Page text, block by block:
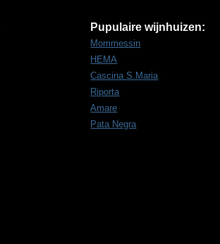
Pupulaire wijnhuizen:
Mommessin
HEMA
Cascina S.Maria
Riporta
Amare
Pata Negra